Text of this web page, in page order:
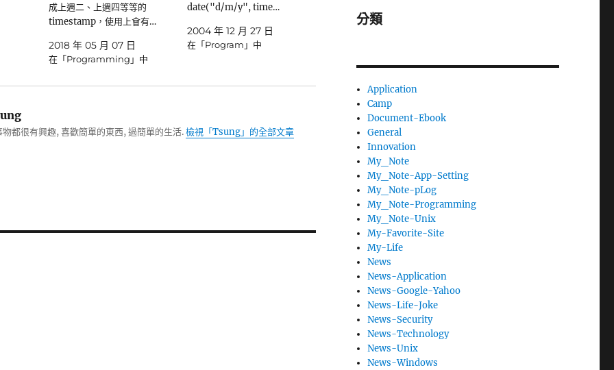
成上週二、上週四等等的
timestamp，使用上會有…
2018 年 05 月 07 日
在「Programming」中
date("d/m/y", time…
2004 年 12 月 27 日
在「Program」中
都很有興趣, 喜歡簡單的東西, 過簡單的生活.檢視「Tsung」的全部文章
分類
Application
Camp
Document-Ebook
General
Innovation
My_Note
My_Note-App-Setting
My_Note-pLog
My_Note-Programming
My_Note-Unix
My-Favorite-Site
My-Life
News
News-Application
News-Google-Yahoo
News-Life-Joke
News-Security
News-Technology
News-Unix
News-Windows